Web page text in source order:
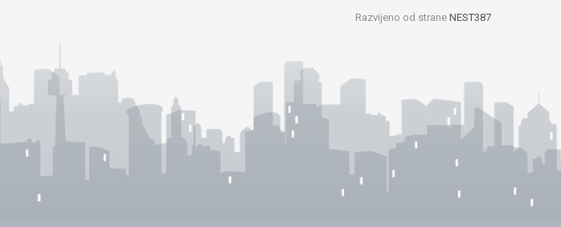
Razvijeno od strane NEST387